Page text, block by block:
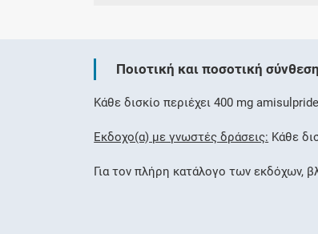
Ποιοτική και ποσοτική σύνθεση
Κάθε δισκίο περιέχει 400 mg
Έκδοχο(α) με γνωστές δράσεις: Κάθε
Για τον πλήρη κατάλογο των εκδόχων,